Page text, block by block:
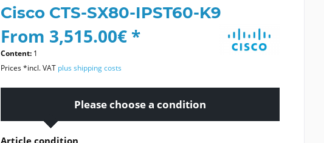
Cisco CTS-SX80-IPST60-K9
From 3,515.00€ *
Content: 1
Prices *incl. VAT plus shipping costs
Please choose a condition